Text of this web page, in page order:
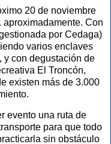
20 de noviembre
Con
por Cedaga)
varios enclaves
y con degustación de
El Troncón,
existen más de 3.000
evento una ruta de
para que todo
sin obstáculo